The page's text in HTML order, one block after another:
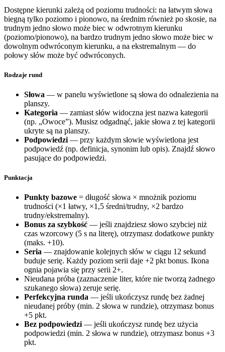
Dostępne kierunki zależą od poziomu trudności: na łatwym słowa
biegną tylko poziomo i pionowo, na średnim również po skosie, na
trudnym jedno słowo może biec w odwrotnym kierunku
(poziomo/pionowo), na bardzo trudnym jedno słowo może biec w
dowolnym odwróconym kierunku, a na ekstremalnym — do
połowy słów może być odwróconych.
Rodzaje rund
Słowa — w panelu wyświetlone są słowa do odnalezienia na
planszy.
Kategoria — zamiast słów widoczna jest nazwa kategorii
(np. „Owoce”). Musisz odgadnąć, jakie słowa z tej kategorii
ukryte są na planszy.
Podpowiedzi — przy każdym słowie wyświetlona jest
podpowiedź (np. definicja, synonim lub opis). Znajdź słowo
pasujące do podpowiedzi.
Punktacja
Punkty bazowe = długość słowa × mnożnik poziomu
trudności (×1 łatwy, ×1,5 średni/trudny, ×2 bardzo
trudny/ekstremalny).
Bonus za szybkość — jeśli znajdziesz słowo szybciej niż
czas wzorcowy (5 s na literę), otrzymasz dodatkowe punkty
(maks. +10).
Seria — znajdowanie kolejnych słów w ciągu 12 sekund
buduje serię. Każdy poziom serii daje +2 pkt bonus. Ikona
ognia pojawia się przy serii 2+.
Nieudana próba (zaznaczenie liter, które nie tworzą żadnego
szukanego słowa) zeruje serię.
Perfekcyjna runda — jeśli ukończysz rundę bez żadnej
nieudanej próby (min. 2 słowa w rundzie), otrzymasz bonus
+5 pkt.
Bez podpowiedzi — jeśli ukończysz rundę bez użycia
podpowiedzi (min. 2 słowa w rundzie), otrzymasz bonus +3
pkt.